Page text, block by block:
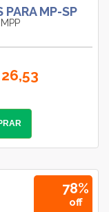
MP-SP
78%
off